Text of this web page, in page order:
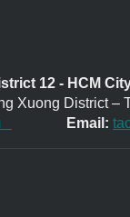
12 - HCM
Xuong District
Email: